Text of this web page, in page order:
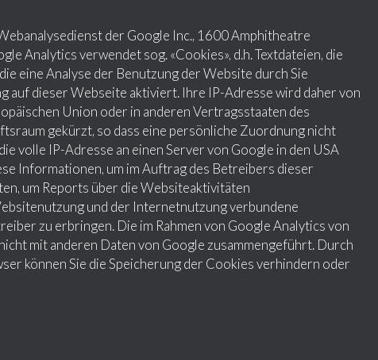
der Google Inc., 1600 Amphitheatre
Analytics verwendet sog. «Cookies», d.h. Textdateien, die
eine Analyse der Benutzung der Website durch Sie
auf dieser Webseite aktiviert. Ihre IP-Adresse wird daher von
Union oder in anderen Vertragsstaaten des
gekürzt, so dass eine persönliche Zuordnung nicht
volle IP-Adresse an einen Server von Google in den USA
Informationen, um im Auftrag des Betreibers dieser
um Reports über die Websiteaktivitäten
und der Internetnutzung verbundene
zu erbringen. Die im Rahmen von Google Analytics von
mit anderen Daten von Google zusammengeführt. Durch
können Sie die Speicherung der Cookies verhindern oder